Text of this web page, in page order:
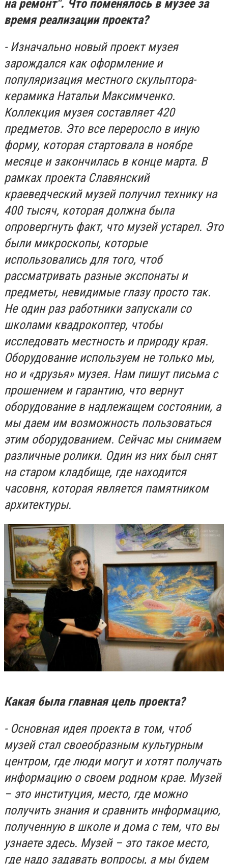
на ремонт". Что поменялось в музее за
время реализации проекта?
- Изначально новый проект музея
зарождался как оформление и
популяризация местного скульптора-
керамика Натальи Максимченко.
Коллекция музея составляет 420
предметов. Это все переросло в иную
форму, которая стартовала в ноябре
месяце и закончилась в конце марта. В
рамках проекта Славянский
краеведческий музей получил технику на
400 тысяч, которая должна была
опровергнуть факт, что музей устарел. Это
были микроскопы, которые
использовались для того, чтоб
рассматривать разные экспонаты и
предметы, невидимые глазу просто так.
Не один раз работники запускали со
школами квадрокоптер, чтобы
исследовать местность и природу края.
Оборудование используем не только мы,
но и «друзья» музея. Нам пишут письма с
прошением и гарантию, что вернут
оборудование в надлежащем состоянии, а
мы даем им возможность пользоваться
этим оборудованием. Сейчас мы снимаем
различные ролики. Один из них был снят
на старом кладбище, где находится
часовня, которая является памятником
архитектуры.
Какая была главная цель проекта?
- Основная идея проекта в том, чтоб
музей стал своеобразным культурным
центром, где люди могут и хотят получать
информацию о своем родном крае. Музей
– это институция, место, где можно
получить знания и сравнить информацию,
полученную в школе и дома с тем, что вы
узнаете здесь. Музей – это такое место,
где надо задавать вопросы, а мы будем